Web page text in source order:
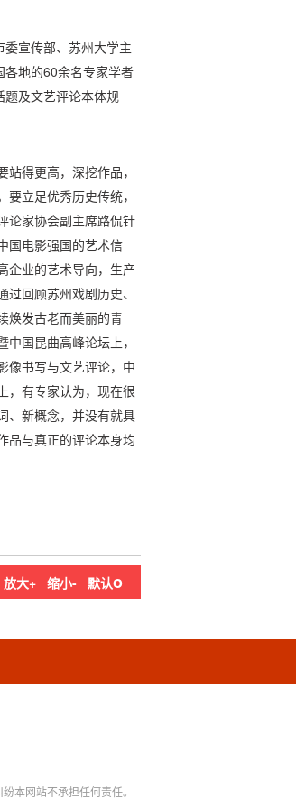
宣传部、苏州大学主
各地的60余名专家学者
题及文艺评论本体规
得更高，深挖作品，
立足优秀历史传统，
论家协会副主席路侃针
国电影强国的艺术信
企业的艺术导向，生产
回顾苏州戏剧历史、
焕发古老而美丽的青
国昆曲高峰论坛上，
像书写与文艺评论，中
，有专家认为，现在很
、新概念，并没有就具
品与真正的评论本身均
放大+ 缩小- 默认o
本网站不承担任何责任。